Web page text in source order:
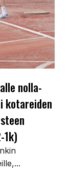
nolla-
kotareiden
1k)